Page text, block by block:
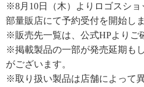
※8月10日（木）よりロゴスシ
部量販店にて予約受付を開始しま
※販売先一覧は、公式HPよりご
※掲載製品の一部が発売延期も
がございます。
※取り扱い製品は店舗によって